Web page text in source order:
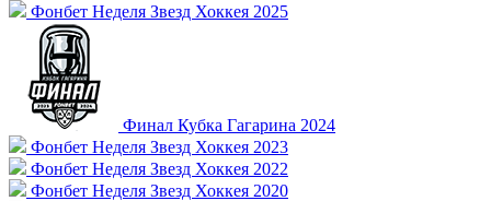
Фонбет Неделя Звезд Хоккея 2025
Финал Кубка Гагарина 2024
Фонбет Неделя Звезд Хоккея 2023
Фонбет Неделя Звезд Хоккея 2022
Фонбет Неделя Звезд Хоккея 2020